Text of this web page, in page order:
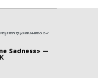
Sadness» —